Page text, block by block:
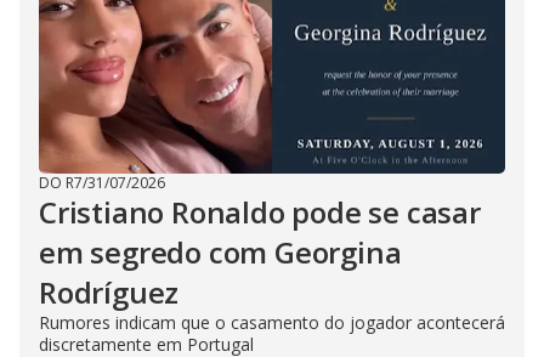
DO R7/31/07/2026
Cristiano Ronaldo pode se casar
em segredo com Georgina
Rodríguez
Rumores indicam que o casamento do jogador acontecerá
discretamente em Portugal